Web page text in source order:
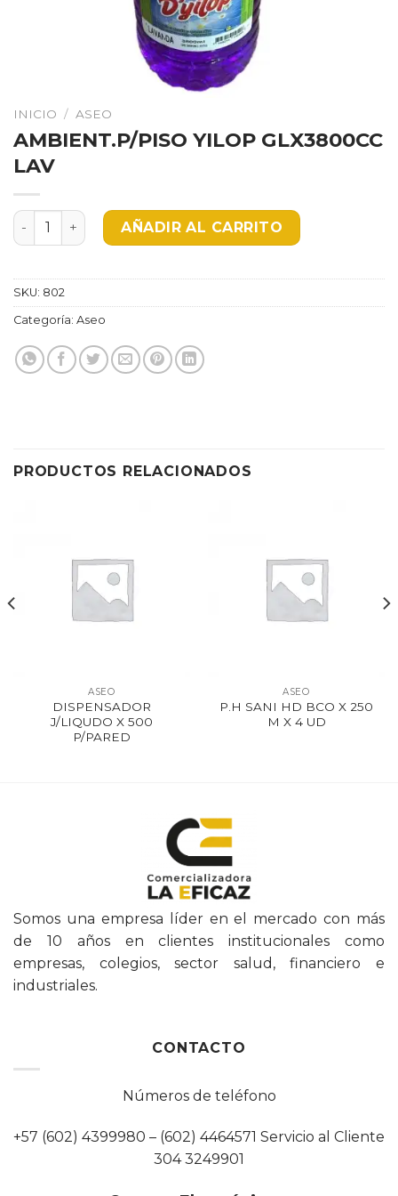
INICIO / ASEO
AMBIENT.P/PISO YILOP GLX3800CC
LAV
AMBIENT.P/PISO YILOP GLX3800CC LAV cantidad
AÑADIR AL CARRITO
SKU: 802
Categoría: Aseo
PRODUCTOS RELACIONADOS
ASEO
DISPENSADOR
J/LIQUDO X 500
P/PARED
ASEO
P.H SANI HD BCO X 250
M X 4 UD
Somos una empresa líder en el mercado con más
de 10 años en clientes institucionales como
empresas, colegios, sector salud, financiero e
industriales.
CONTACTO
Números de teléfono
+57 (602) 4399980 – (602) 4464571 Servicio al Cliente
304 3249901